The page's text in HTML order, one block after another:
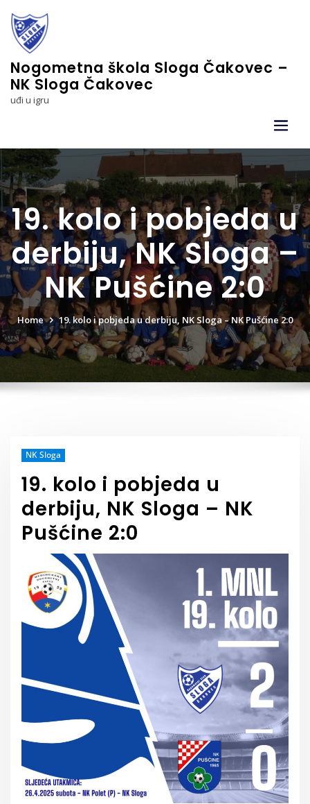
content
Nogometna škola Sloga Čakovec –
NK Sloga Čakovec
uđi u igru
19. kolo i pobjeda u
derbiju, NK Sloga –
NK Pušćine 2:0
Home 19. kolo i pobjeda u derbiju, NK Sloga – NK Pušćine 2:0
NK Sloga
19. kolo i pobjeda u
derbiju, NK Sloga – NK
Pušćine 2:0